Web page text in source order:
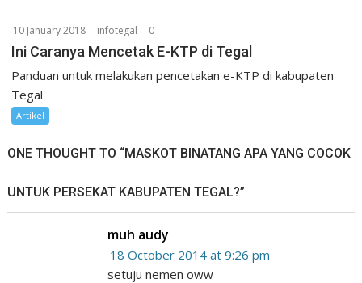
10 January 2018 infotegal 0
Ini Caranya Mencetak E-KTP di Tegal
Panduan untuk melakukan pencetakan e-KTP di kabupaten
Tegal
Artikel
ONE THOUGHT TO “MASKOT BINATANG APA YANG COCOK
UNTUK PERSEKAT KABUPATEN TEGAL?”
muh audy
18 October 2014 at 9:26 pm
setuju nemen oww